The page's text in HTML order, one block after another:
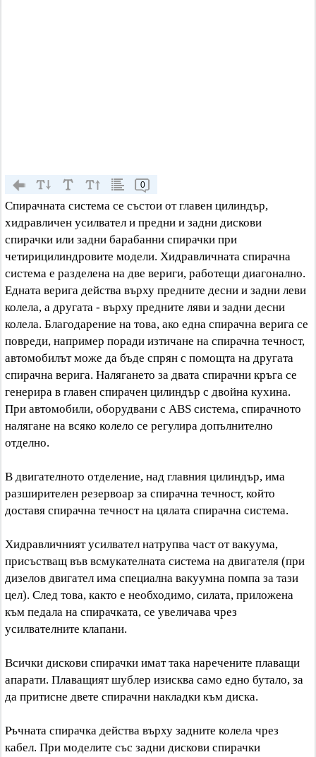
0
Спирачната система се състои от главен цилиндър,
хидравличен усилвател и предни и задни дискови
спирачки или задни барабанни спирачки при
четирицилиндровите модели. Хидравличната спирачна
система е разделена на две вериги, работещи диагонално.
Едната верига действа върху предните десни и задни леви
колела, а другата - върху предните ляви и задни десни
колела. Благодарение на това, ако една спирачна верига се
повреди, например поради изтичане на спирачна течност,
автомобилът може да бъде спрян с помощта на другата
спирачна верига. Налягането за двата спирачни кръга се
генерира в главен спирачен цилиндър с двойна кухина.
При автомобили, оборудвани с ABS система, спирачното
налягане на всяко колело се регулира допълнително
отделно.
В двигателното отделение, над главния цилиндър, има
разширителен резервоар за спирачна течност, който
доставя спирачна течност на цялата спирачна система.
Хидравличният усилвател натрупва част от вакуума,
присъстващ във всмукателната система на двигателя (при
дизелов двигател има специална вакуумна помпа за тази
цел). След това, както е необходимо, силата, приложена
към педала на спирачката, се увеличава чрез
усилвателните клапани.
Всички дискови спирачки имат така наречените плаващи
апарати. Плаващият шублер изисква само едно бутало, за
да притисне двете спирачни накладки към диска.
Ръчната спирачка действа върху задните колела чрез
кабел. При моделите със задни дискови спирачки